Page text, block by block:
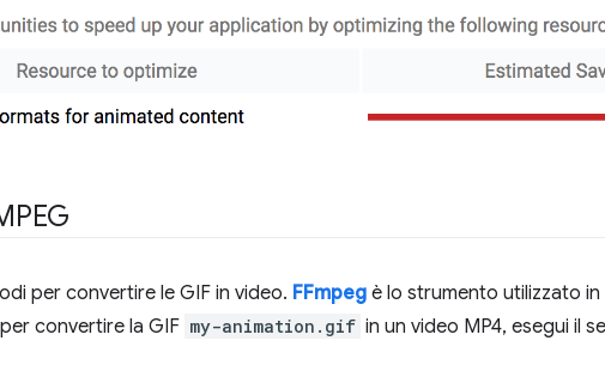
per convertire le GIF in video. FFmpeg è lo strumento utilizzato
convertire la GIF my-animation.gif in un video MP4, esegui il